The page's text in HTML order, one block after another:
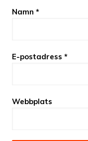
Namn *
E-postadress *
Webbplats